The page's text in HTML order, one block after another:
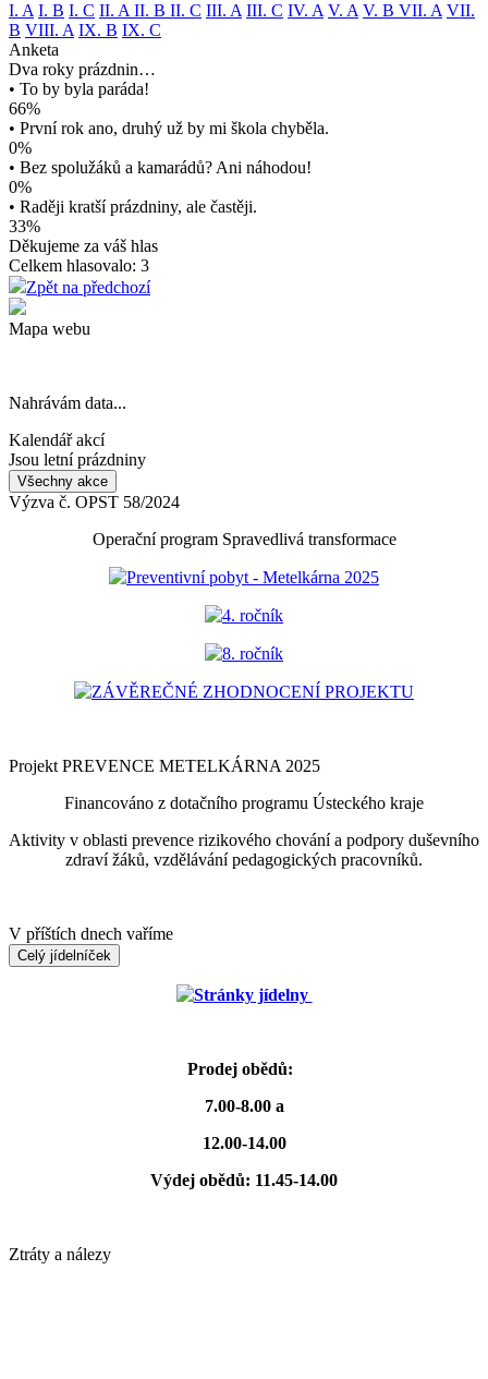
I. A I. B I. C II. A II. B II. C III. A III. C IV. A V. A V. B VII. A VII.
B VIII. A IX. B IX. C
Anketa
Dva roky prázdnin…
• To by byla paráda!
66%
• První rok ano, druhý už by mi škola chyběla.
0%
• Bez spolužáků a kamarádů? Ani náhodou!
0%
• Raději kratší prázdniny, ale častěji.
33%
Děkujeme za váš hlas
Celkem hlasovalo: 3
Zpět na předchozí
Mapa webu
Nahrávám data...
Kalendář akcí
Jsou letní prázdniny
Všechny akce
Výzva č. OPST 58/2024
Operační program Spravedlivá transformace
Preventivní pobyt - Metelkárna 2025
4. ročník
8. ročník
ZÁVĚREČNÉ ZHODNOCENÍ PROJEKTU
Projekt PREVENCE METELKÁRNA 2025
Financováno z dotačního programu Ústeckého kraje
Aktivity v oblasti prevence rizikového chování a podpory duševního
zdraví žáků, vzdělávání pedagogických pracovníků.
V příštích dnech vaříme
Celý jídelníček
Stránky jídelny
Prodej obědů:
7.00-8.00 a
12.00-14.00
Výdej obědů: 11.45-14.00
Ztráty a nálezy